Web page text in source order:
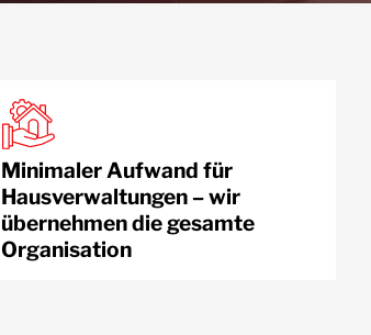
Minimaler Aufwand für
Hausverwaltungen – wir
übernehmen die gesamte
Organisation